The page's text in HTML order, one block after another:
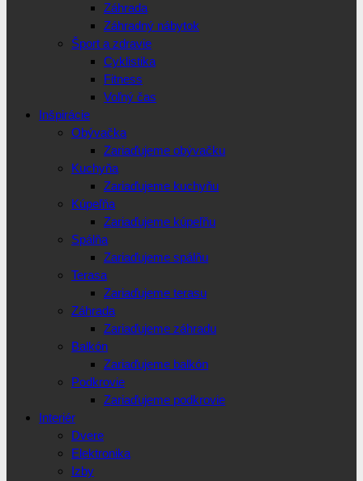
Záhrada
Záhradný nábytok
Šport a zdravie
Cyklistika
Fitness
Voľný čas
Inšpirácie
Obývačka
Zariaďujeme obývačku
Kuchyňa
Zariaďujeme kuchyňu
Kúpeľňa
Zariaďujeme kúpeľňu
Spálňa
Zariaďujeme spálňu
Terasa
Zariaďujeme terasu
Záhrada
Zariaďujeme záhradu
Balkón
Zariaďujeme balkón
Podkrovie
Zariaďujeme podkrovie
Interiér
Dvere
Elektronika
Izby